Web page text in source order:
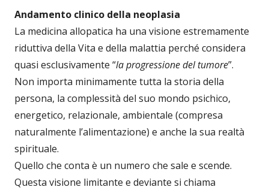
Andamento clinico della neoplasia
La medicina allopatica ha una visione estremamente
riduttiva della Vita e della malattia perché considera
quasi esclusivamente “la progressione del tumore”.
Non importa minimamente tutta la storia della
persona, la complessità del suo mondo psichico,
energetico, relazionale, ambientale (compresa
naturalmente l’alimentazione) e anche la sua realtà
spirituale.
Quello che conta è un numero che sale e scende.
Questa visione limitante e deviante si chiama